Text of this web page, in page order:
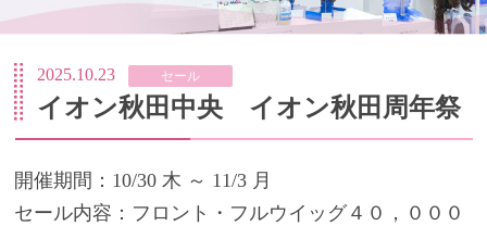
2025.10.23 セール
イオン秋田中央 イオン秋田周年祭
開催期間：10/30 木 ～ 11/3 月
セール内容：フロント・フルウイッグ４０，０００